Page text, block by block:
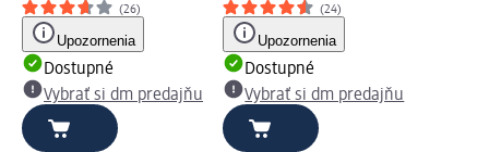
(26)
Upozornenia
Dostupné
Vybrať si dm predajňu
(24)
Upozornenia
Dostupné
Vybrať si dm predajňu